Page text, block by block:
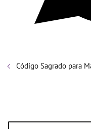
Código Sagrado para